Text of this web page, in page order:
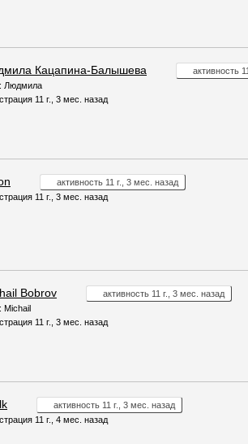
Кацапина-Балышева
активность
Людмила
11 г., 3 мес. назад
активность 11 г., 3 мес. назад
11 г., 3 мес. назад
Bobrov
активность 11 г., 3 мес. назад
Michail
11 г., 3 мес. назад
активность 11 г., 3 мес. назад
11 г., 4 мес. назад